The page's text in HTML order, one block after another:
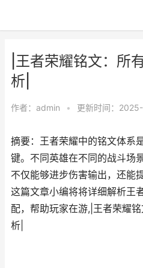
|王者荣耀铭文：所
析|
作者： admin • 更新时间：
摘要：王者荣耀中的铭文体系
键。不同英雄在不同的战斗场
不仅能够进步伤害输出，还能
这篇文章小编将将详细解析王
配，帮助玩家在游,|王者荣耀
析|